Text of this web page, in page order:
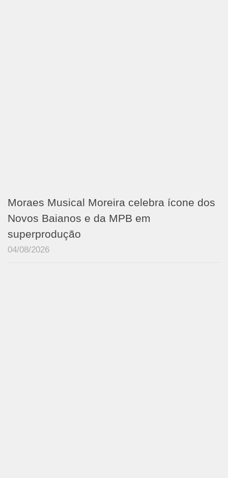
Moraes Musical Moreira celebra ícone dos
Novos Baianos e da MPB em
superprodução
04/08/2026